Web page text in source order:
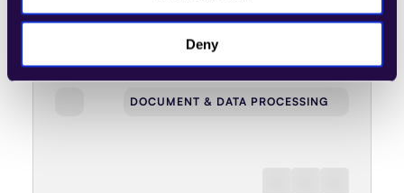
Deny
DOCUMENT & DATA PROCESSING